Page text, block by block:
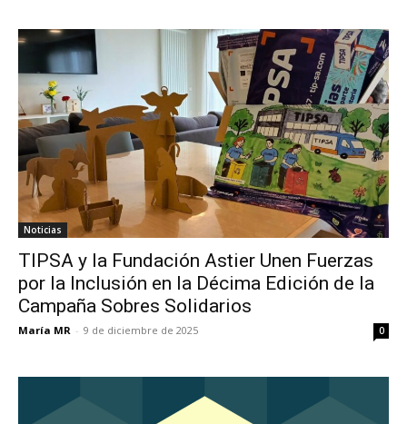
Noticias
TIPSA y la Fundación Astier Unen Fuerzas
por la Inclusión en la Décima Edición de la
Campaña Sobres Solidarios
María MR - 9 de diciembre de 2025 0